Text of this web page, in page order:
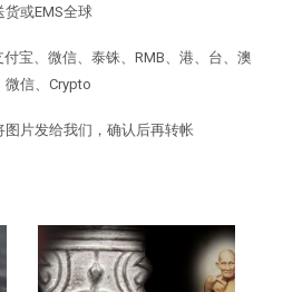
或EMS全球
宝、微信、泰铢、RMB、港、台、澳
微信、Crypto
片发给我们，确认后再转帐